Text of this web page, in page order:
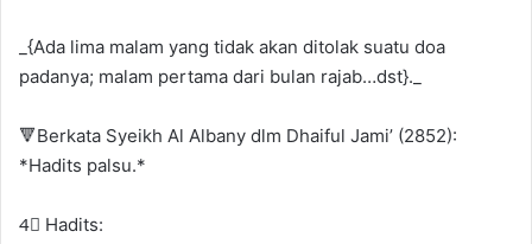
_{Ada lima malam yang tidak akan ditolak suatu doa
padanya; malam pertama dari bulan rajab…dst}._
🔻Berkata Syeikh Al Albany dlm Dhaiful Jami’ (2852):
*Hadits palsu.*
4⃣ Hadits: